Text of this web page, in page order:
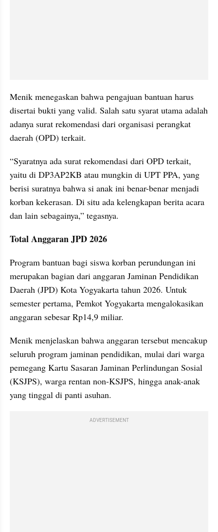
Menik menegaskan bahwa pengajuan bantuan harus
disertai bukti yang valid. Salah satu syarat utama adalah
adanya surat rekomendasi dari organisasi perangkat
daerah (OPD) terkait.
“Syaratnya ada surat rekomendasi dari OPD terkait,
yaitu di DP3AP2KB atau mungkin di UPT PPA, yang
berisi suratnya bahwa si anak ini benar-benar menjadi
korban kekerasan. Di situ ada kelengkapan berita acara
dan lain sebagainya,” tegasnya.
Total Anggaran JPD 2026
Program bantuan bagi siswa korban perundungan ini
merupakan bagian dari anggaran Jaminan Pendidikan
Daerah (JPD) Kota Yogyakarta tahun 2026. Untuk
semester pertama, Pemkot Yogyakarta mengalokasikan
anggaran sebesar Rp14,9 miliar.
Menik menjelaskan bahwa anggaran tersebut mencakup
seluruh program jaminan pendidikan, mulai dari warga
pemegang Kartu Sasaran Jaminan Perlindungan Sosial
(KSJPS), warga rentan non-KSJPS, hingga anak-anak
yang tinggal di panti asuhan.
ADVERTISEMENT